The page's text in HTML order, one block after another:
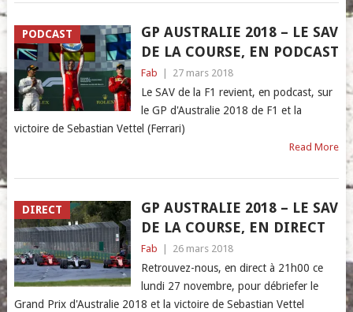
PODCAST
GP AUSTRALIE 2018 – LE SAV
DE LA COURSE, EN PODCAST
Fab 27 mars 2018
Le SAV de la F1 revient, en podcast, sur
le GP d'Australie 2018 de F1 et la
victoire de Sebastian Vettel (Ferrari)
Read More
DIRECT
GP AUSTRALIE 2018 – LE SAV
DE LA COURSE, EN DIRECT
Fab 26 mars 2018
Retrouvez-nous, en direct à 21h00 ce
lundi 27 novembre, pour débriefer le
Grand Prix d'Australie 2018 et la victoire de Sebastian Vettel